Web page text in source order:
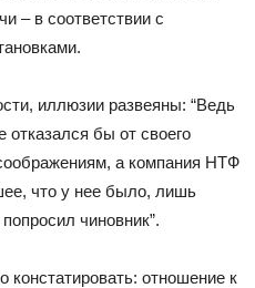
– в соответствии с
иллюзии развеяны: “Ведь
отказался бы от своего
а компания НТФ
что у нее было, лишь
чиновник”.
отношение к